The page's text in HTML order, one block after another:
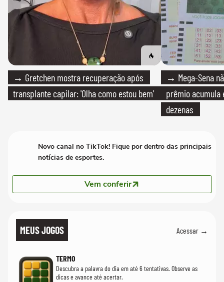
→ Gretchen mostra recuperação após
transplante capilar: 'Olha como estou bem'
→ Mega-Sena
prêmio acumula
dezenas
Novo canal no TikTok! Fique por dentro das principais
notícias de esportes.
Vem conferir
MEUS JOGOS Acessar →
TERMO
Descubra a palavra do dia em até 6 tentativas. Observe as
dicas e avance até acertar.